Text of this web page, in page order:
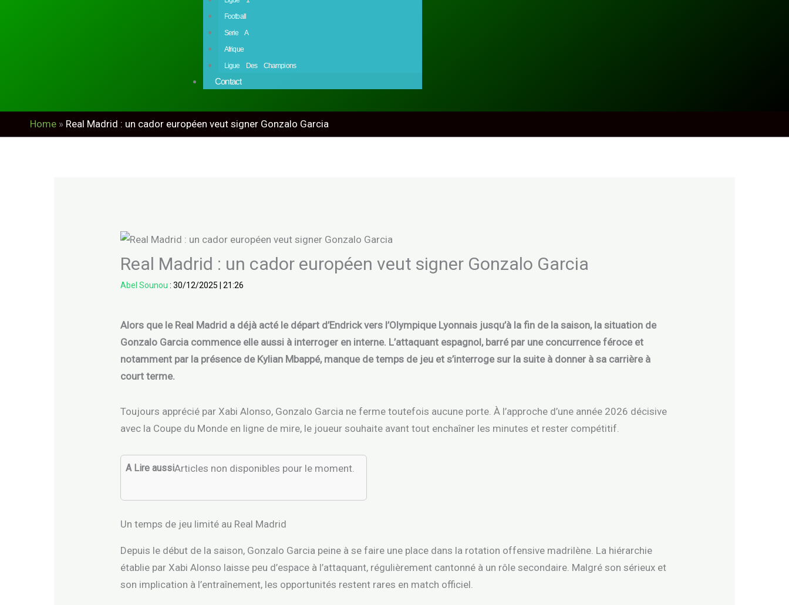
Football
Serie A
Afrique
Ligue Des Champions
Contact
Home » Real Madrid : un cador européen veut signer Gonzalo Garcia
Real Madrid : un cador européen veut signer Gonzalo Garcia
Abel Sounou :30/12/2025 |21:26
Alors que le Real Madrid a déjà acté le départ d’Endrick vers l’Olympique Lyonnais jusqu’à la fin de la saison, la situation de
Gonzalo Garcia commence elle aussi à interroger en interne. L’attaquant espagnol, barré par une concurrence féroce et
notamment par la présence de Kylian Mbappé, manque de temps de jeu et s’interroge sur la suite à donner à sa carrière à
court terme.
Toujours apprécié par Xabi Alonso, Gonzalo Garcia ne ferme toutefois aucune porte. À l’approche d’une année 2026 décisive
avec la Coupe du Monde en ligne de mire, le joueur souhaite avant tout enchaîner les minutes et rester compétitif.
A Lire aussiArticles non disponibles pour le moment.
Un temps de jeu limité au Real Madrid
Depuis le début de la saison, Gonzalo Garcia peine à se faire une place dans la rotation offensive madrilène. La hiérarchie
établie par Xabi Alonso laisse peu d’espace à l’attaquant, régulièrement cantonné à un rôle secondaire. Malgré son sérieux et
son implication à l’entraînement, les opportunités restent rares en match officiel.